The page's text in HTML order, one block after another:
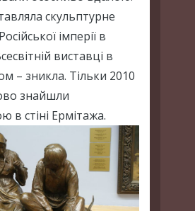
скульптурне
імперії в
виставці в
– зникла. Тільки 2010
знайшли
в стіні Ермітажа.